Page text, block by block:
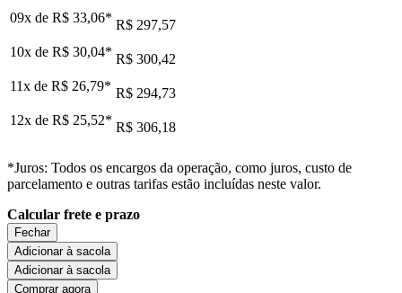
09x de R$ 33,06* R$ 297,57
10x de R$ 30,04* R$ 300,42
11x de R$ 26,79* R$ 294,73
12x de R$ 25,52* R$ 306,18
*Juros: Todos os encargos da operação, como juros, custo de
parcelamento e outras tarifas estão incluídas neste valor.
Calcular frete e prazo
Fechar
Adicionar à sacola
Adicionar à sacola
Comprar agora